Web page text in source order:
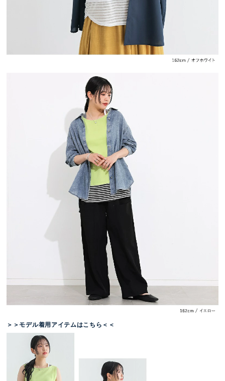
＞＞モデル着用アイテムはこちら＜＜